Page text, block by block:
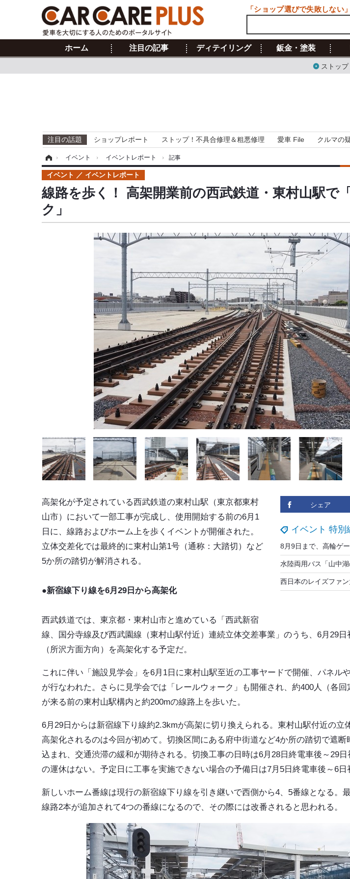
ホーム 注目の記事 ディテイリング 鈑金・塗装
ストッ
注目の話題 ショップレポート ストップ！不具合修理＆粗悪修理 愛車 File クルマの
› イベント › イベントレポート › 記事
線路を歩く！ 高架開業前の西武鉄道・東村山駅で
ク」
イベント イベントレポート
シェア
イベント 特別
高架化が予定されている西武鉄道の東村山駅（東京都東村
山市）において一部工事が完成し、使用開始する前の6月1
日に、線路およびホーム上を歩くイベントが開催された。
立体交差化では最終的に東村山第1号（通称：大踏切）など
5か所の踏切が解消される。
●新宿線下り線を6月29日から高架化
西武鉄道では、東京都・東村山市と進めている「西武新宿
線、国分寺線及び西武園線（東村山駅付近）連続立体交差事業」のうち、6月29
（所沢方面方向）を高架化する予定だ。
これに伴い「施設見学会」を6月1日に東村山駅至近の工事ヤードで開催、パネル
が行なわれた。さらに見学会では「レールウォーク」も開催され、約400人（各
が来る前の東村山駅構内と約200mの線路上を歩いた。
6月29日からは新宿線下り線約2.3kmが高架に切り換えられる。東村山駅付近の立
高架化されるのは今回が初めて。切換区間にある府中街道など4か所の踏切で遮
込まれ、交通渋滞の緩和が期待される。切換工事の日時は6月28日終電車後～29
の運休はない。予定日に工事を実施できない場合の予備日は7月5日終電車後～6日
新しいホーム番線は現行の新宿線下り線を引き継いで西側から4、5番線となる。
線路2本が追加されて4つの番線になるので、その際には改番されると思われる。
「ショップ選びで失敗しない